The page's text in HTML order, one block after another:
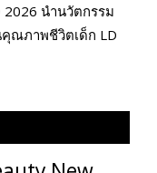
2026 นำนวัตกรรม
คุณภาพชีวิตเด็ก LD